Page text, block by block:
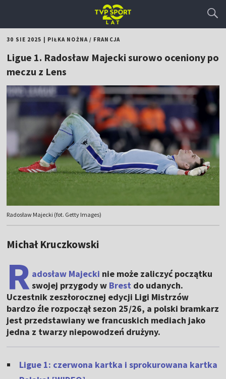
30 SIE 2025 PIŁKA NOŻNA/ FRANCJA
Ligue 1. Radosław Majecki surowo oceniony po
meczu z Lens
Radosław Majecki (fot. Getty Images)
Michał Kruczkowski
R adosław Majecki nie może zaliczyć początku
swojej przygody w Brest do udanych.
Uczestnik zeszłorocznej edycji Ligi Mistrzów
bardzo źle rozpoczął sezon 25/26, a polski bramkarz
jest przedstawiany we francuskich mediach jako
jedna z twarzy niepowodzeń drużyny.
Ligue 1: czerwona kartka i sprokurowana kartka